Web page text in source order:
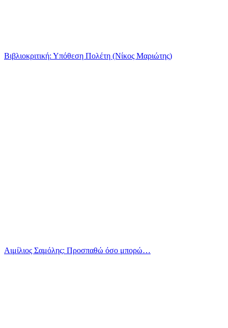
Βιβλιοκριτική: Υπόθεση Πολέτη (Νίκος Μαριώτης)
Αιμίλιος Σαμόλης: Προσπαθώ όσο μπορώ…